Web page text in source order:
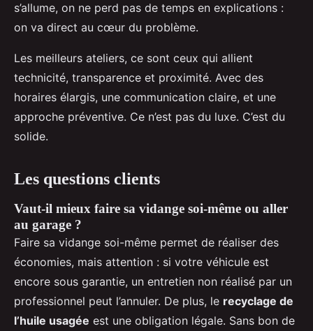
s’allume, on ne perd pas de temps en explications :
on va direct au cœur du problème.
Les meilleurs ateliers, ce sont ceux qui allient
technicité, transparence et proximité. Avec des
horaires élargis, une communication claire, et une
approche préventive. Ce n’est pas du luxe. C’est du
solide.
Les questions clients
Vaut-il mieux faire sa vidange soi-même ou aller
au garage ?
Faire sa vidange soi-même permet de réaliser des
économies, mais attention : si votre véhicule est
encore sous garantie, un entretien non réalisé par un
professionnel peut l’annuler. De plus, le recyclage de
l’huile usagée est une obligation légale. Sans bon de